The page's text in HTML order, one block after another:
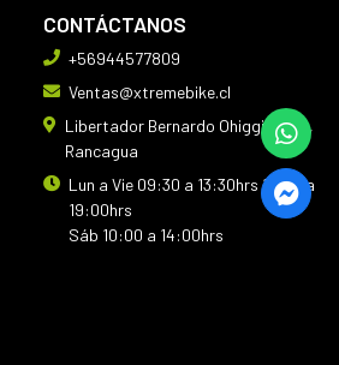
CONTÁCTANOS
+56944577809
Ventas@xtremebike.cl
Libertador Bernardo Ohiggins 410,
Rancagua
Lun a Vie 09:30 a 13:30hrs 14:30 a
19:00hrs
Sáb 10:00 a 14:00hrs